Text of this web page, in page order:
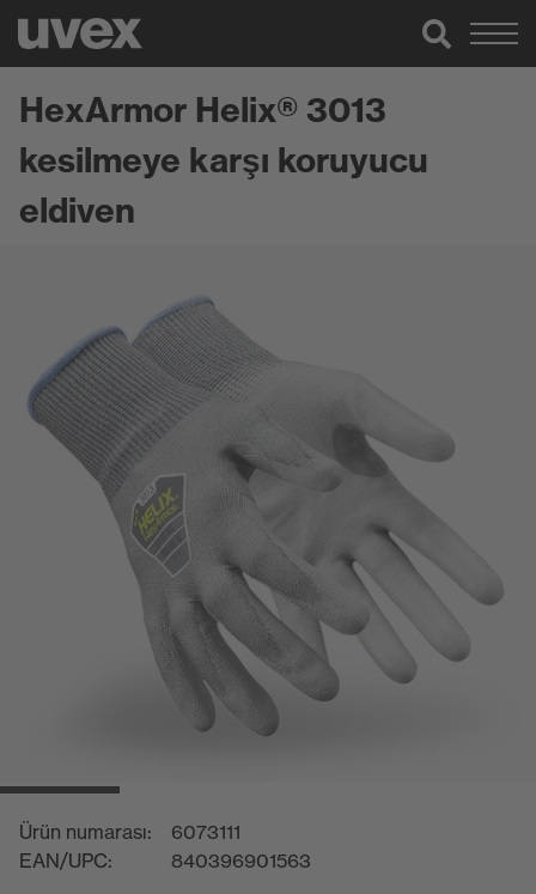
HexArmor Helix® 3013
kesilmeye karşı koruyucu
eldiven
Ürün numarası:
6073111
EAN/UPC:
840396901563